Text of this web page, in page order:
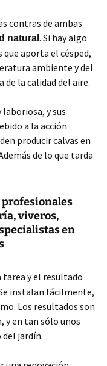
contras de ambas
natural . Si hay algo
que aporta el césped,
ambiente y del
la calidad del aire.
y sus
a la acción
producir calvas en
de lo que tarda
profesionales
viveros,
en
tarea y el resultado
instalan fácilmente,
Los resultados son
y en tan sólo unos
jardín.